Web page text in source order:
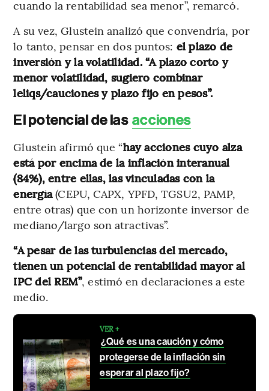
cuando la rentabilidad sea menor”, remarcó.
A su vez, Glustein analizó que convendría, por
lo tanto, pensar en dos puntos: el plazo de
inversión y la volatilidad. “A plazo corto y
menor volatilidad, sugiero combinar
leliqs/cauciones y plazo fijo en pesos”.
El potencial de las acciones
Glustein afirmó que “hay acciones cuyo alza
está por encima de la inflación interanual
(84%), entre ellas, las vinculadas con la
energía(CEPU, CAPX, YPFD, TGSU2, PAMP,
entre otras) que con un horizonte inversor de
mediano/largo son atractivas”.
“A pesar de las turbulencias del mercado,
tienen un potencial de rentabilidad mayor al
IPC del REM”, estimó en declaraciones a este
medio.
VER +
¿Qué es una caución y cómo
protegerse de la inflación sin
esperar al plazo fijo?